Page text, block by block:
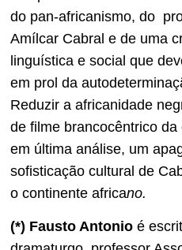
do pan-africanismo, do
Amílcar Cabral e de uma
linguística e social que
em prol da
Reduzir a africanidade
de filme brancocêntrico
em última análise, um
sofisticação cultural de
o continente africano.
(*) Fausto Antonio é